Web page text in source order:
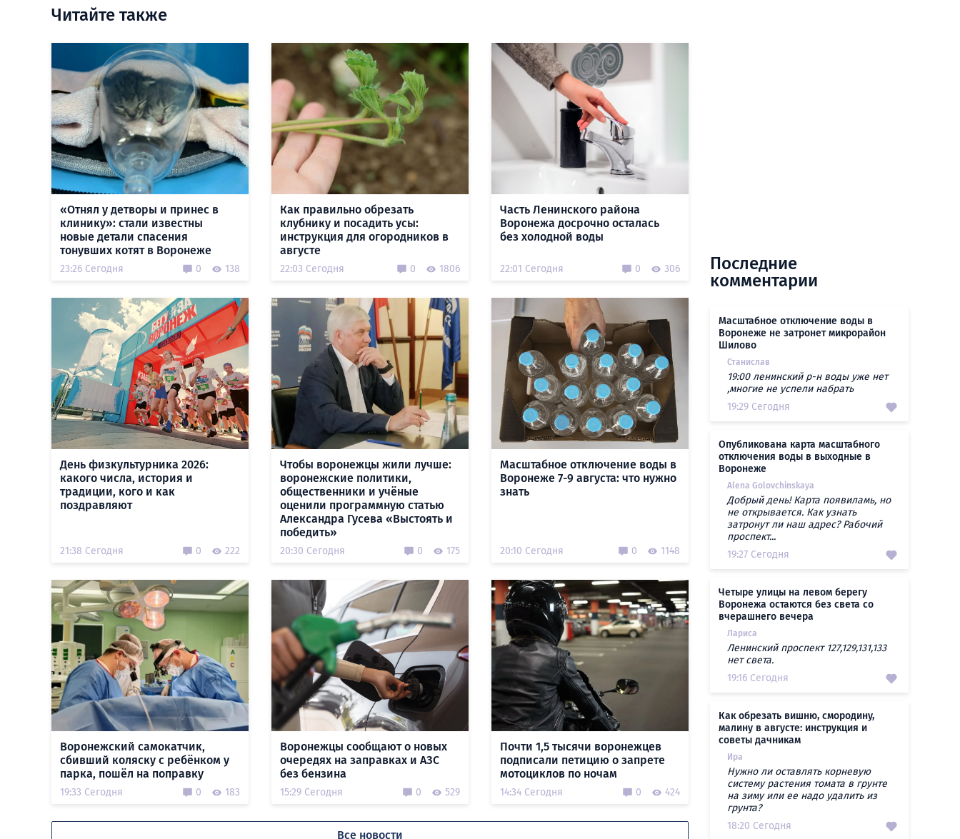
Читайте также
«Отнял у детворы и принес в
клинику»: стали известны
новые детали спасения
тонувших котят в Воронеже
23:26 Сегодня 0 138
Как правильно обрезать
клубнику и посадить усы:
инструкция для огородников в
августе
22:03 Сегодня 0 1806
Часть Ленинского района
Воронежа досрочно осталась
без холодной воды
22:01 Сегодня 0 306
День физкультурника 2026:
какого числа, история и
традиции, кого и как
поздравляют
21:38 Сегодня 0 222
Чтобы воронежцы жили лучше:
воронежские политики,
общественники и учёные
оценили программную статью
Александра Гусева «Выстоять и
победить»
20:30 Сегодня 0 175
Масштабное отключение воды в
Воронеже 7-9 августа: что нужно
знать
20:10 Сегодня 0 1148
Воронежский самокатчик,
сбивший коляску с ребёнком у
парка, пошёл на поправку
19:33 Сегодня 0 183
Воронежцы сообщают о новых
очередях на заправках и АЗС
без бензина
15:29 Сегодня 0 529
Почти 1,5 тысячи воронежцев
подписали петицию о запрете
мотоциклов по ночам
14:34 Сегодня 0 424
Все новости
Последние
комментарии
Масштабное отключение воды в
Воронеже не затронет микрорайон
Шилово
Станислав
19:00 ленинский р-н воды уже нет
,многие не успели набрать
19:29 Сегодня
Опубликована карта масштабного
отключения воды в выходные в
Воронеже
Alena Golovchinskaya
Добрый день! Карта появиламь, но
не открывается. Как узнать
затронут ли наш адрес? Рабочий
проспект...
19:27 Сегодня
Четыре улицы на левом берегу
Воронежа остаются без света со
вчерашнего вечера
Лариса
Ленинский проспект 127,129,131,133
нет света.
19:16 Сегодня
Как обрезать вишню, смородину,
малину в августе: инструкция и
советы дачникам
Ира
Нужно ли оставлять корневую
систему растения томата в грунте
на зиму или ее надо удалить из
грунта?
18:20 Сегодня